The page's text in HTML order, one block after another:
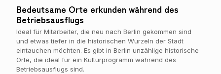
Bedeutsame Orte erkunden während des
Betriebsausflugs
Ideal für Mitarbeiter, die neu nach Berlin gekommen sind
und etwas tiefer in die historischen Wurzeln der Stadt
eintauchen möchten. Es gibt in Berlin unzählige historische
Orte, die ideal für ein Kulturprogramm während des
Betriebsausflugs sind.